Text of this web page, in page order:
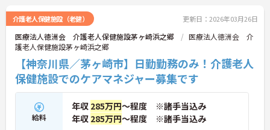
介護老人保健施設（老健） 更新日：2026年03月26日
医療法人徳洲会 介護老人保健施設茅ヶ崎浜之郷
医療法人徳洲会 介
護老人保健施設茅ヶ崎浜之郷
【神奈川県／茅ヶ崎市】日勤勤務のみ！介護老人
保健施設でのケアマネジャー募集です
給料
年収 285万円～程度 ※諸手当込み
年収 285万円～程度 ※諸手当込み